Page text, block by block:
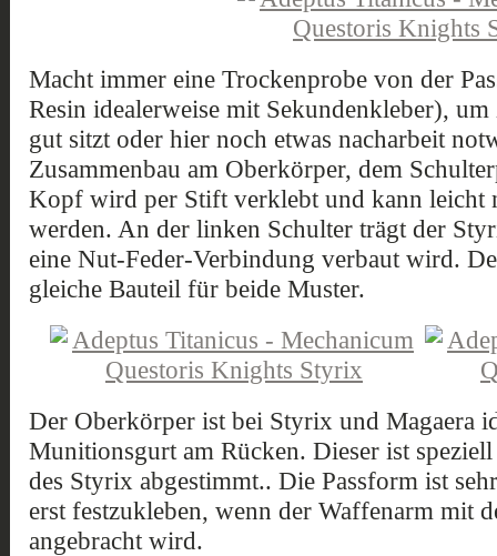
Macht immer eine Trockenprobe von der
Resin idealerweise mit Sekundenkleber),
gut sitzt oder hier noch etwas nacharbeit
Zusammenbau am Oberkörper, dem
Kopf wird per Stift verklebt und kann leicht
werden. An der linken Schulter trägt der
eine Nut-Feder-Verbindung verbaut wird.
gleiche Bauteil für beide Muster.
Der Oberkörper ist bei Styrix und Magaera
Munitionsgurt am Rücken. Dieser ist
des Styrix abgestimmt.. Die Passform ist
erst festzukleben, wenn der Waffenarm mit
angebracht wird.